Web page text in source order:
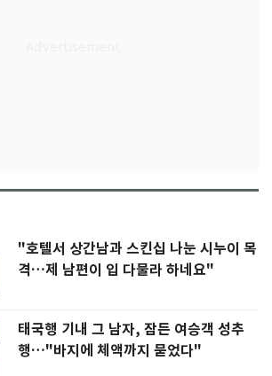
"호텔서 상간남과 스킨십 나눈 시누이 목
격…제 남편이 입 다물라 하네요"
태국행 기내 그 남자, 잠든 여승객 성추
행…"바지에 체액까지 묻었다"